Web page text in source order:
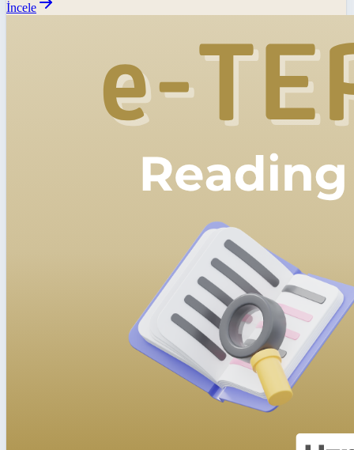
İncele